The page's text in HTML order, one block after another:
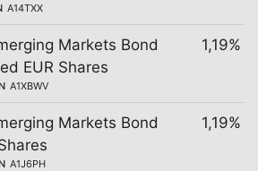
A14TXX
Markets Bond
EUR Shares
A1XBWV
1,19%
Markets Bond
A1J6PH
1,19%